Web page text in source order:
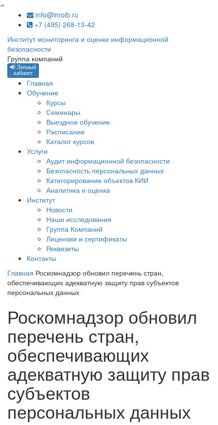
Перейти к основному содержанию
info@imoib.ru
+7 (495) 268-13-42
Институт мониторинга и оценки информационной
безопасности
Группа компаний
Личный
кабинет
Главная
Обучение
Курсы
Семинары
Выездное обучение
Расписание
Каталог курсов
Услуги
Аудит информационной безопасности
Безопасность персональных данных
Категорирование объектов КИИ
Аналитика и оценка
Институт
Новости
Наши исследования
Группа Компаний
Лицензии и сертификаты
Реквизиты
Контакты
Главная Роскомнадзор обновил перечень стран,
обеспечивающих адекватную защиту прав субъектов
персональных данных
Роскомнадзор обновил
перечень стран,
обеспечивающих
адекватную защиту прав
субъектов
персональных данных